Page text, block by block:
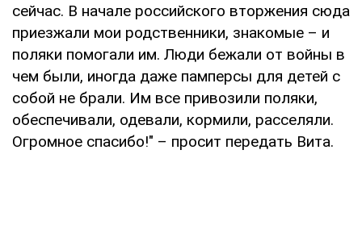
сейчас. В начале российского вторжения сюда
приезжали мои родственники, знакомые – и
поляки помогали им. Люди бежали от войны в
чем были, иногда даже памперсы для детей с
собой не брали. Им все привозили поляки,
обеспечивали, одевали, кормили, расселяли.
Огромное спасибо!" – просит передать Вита.